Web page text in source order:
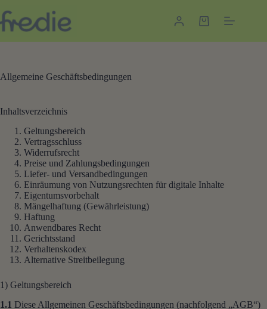
Inhalt
springen
Warenkorb
Allgemeine Geschäftsbedingungen
Inhaltsverzeichnis
Geltungsbereich
Vertragsschluss
Widerrufsrecht
Preise und Zahlungsbedingungen
Liefer- und Versandbedingungen
Einräumung von Nutzungsrechten für digitale Inhalte
Eigentumsvorbehalt
Mängelhaftung (Gewährleistung)
Haftung
Anwendbares Recht
Gerichtsstand
Verhaltenskodex
Alternative Streitbeilegung
1) Geltungsbereich
1.1 Diese Allgemeinen Geschäftsbedingungen (nachfolgend „AGB“)